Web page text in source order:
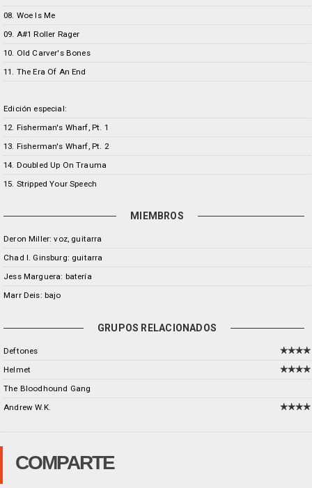
08. Woe Is Me
09. A#1 Roller Rager
10. Old Carver's Bones
11. The Era Of An End
Edición especial:
12. Fisherman's Wharf, Pt. 1
13. Fisherman's Wharf, Pt. 2
14. Doubled Up On Trauma
15. Stripped Your Speech
MIEMBROS
Deron Miller: voz, guitarra
Chad I. Ginsburg: guitarra
Jess Marguera: batería
Marr Deis: bajo
GRUPOS RELACIONADOS
Deftones
Helmet
The Bloodhound Gang
Andrew W.K.
COMPARTE